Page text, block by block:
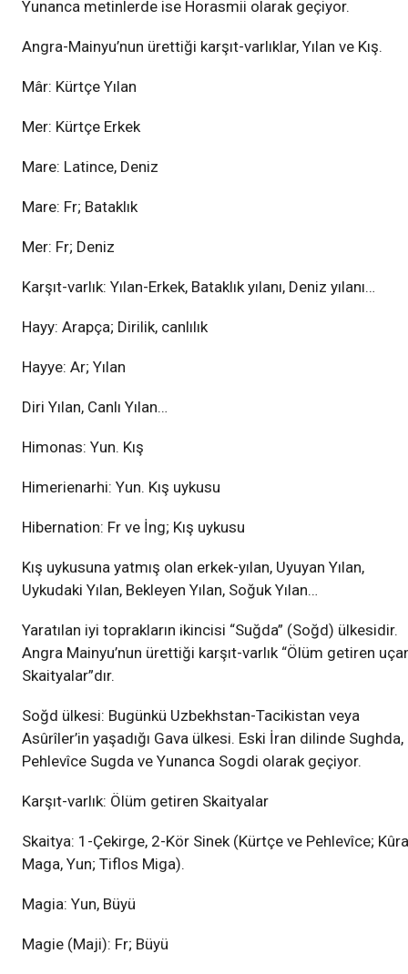
Yunanca metinlerde ise Horasmii olarak geçiyor.
Angra-Mainyu’nun ürettiği karşıt-varlıklar, Yılan ve Kış.
Mâr: Kürtçe Yılan
Mer: Kürtçe Erkek
Mare: Latince, Deniz
Mare: Fr; Bataklık
Mer: Fr; Deniz
Karşıt-varlık: Yılan-Erkek, Bataklık yılanı, Deniz yılanı…
Hayy: Arapça; Dirilik, canlılık
Hayye: Ar; Yılan
Diri Yılan, Canlı Yılan…
Himonas: Yun. Kış
Himerienarhi: Yun. Kış uykusu
Hibernation: Fr ve İng; Kış uykusu
Kış uykusuna yatmış olan erkek-yılan, Uyuyan Yılan,
Uykudaki Yılan, Bekleyen Yılan, Soğuk Yılan…
Yaratılan iyi toprakların ikincisi “Suğda” (Soğd) ülkesidir.
Angra Mainyu’nun ürettiği karşıt-varlık “Ölüm getiren
Skaityalar”dır.
Soğd ülkesi: Bugünkü Uzbekhstan-Tacikistan veya
Asûrîler’in yaşadığı Gava ülkesi. Eski İran dilinde Sughda,
Pehlevîce Sugda ve Yunanca Sogdi olarak geçiyor.
Karşıt-varlık: Ölüm getiren Skaityalar
Skaitya: 1-Çekirge, 2-Kör Sinek (Kürtçe ve Pehlevîce; Kûra
Maga, Yun; Tiflos Miga).
Magia: Yun, Büyü
Magie (Maji): Fr; Büyü